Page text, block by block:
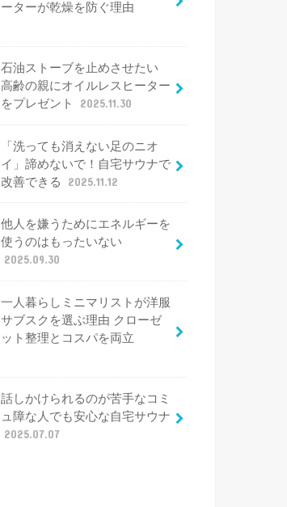
ーターが乾燥を防ぐ理由
石油ストーブを止めさせたい
高齢の親にオイルレスヒーター
をプレゼント
2025.11.30
「洗っても消えない足のニオ
イ」諦めないで！自宅サウナで
改善できる
2025.11.12
他人を嫌うためにエネルギーを
使うのはもったいない
2025.09.30
一人暮らしミニマリストが洋服
サブスクを選ぶ理由 クローゼ
ット整理とコスパを両立
話しかけられるのが苦手なコミ
ュ障な人でも安心な自宅サウナ
2025.07.07